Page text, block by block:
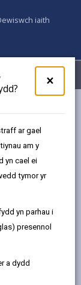
×
ar gael
am y
yn cael ei
tymor yr
yn parhau i
presennol
a dydd
iaith
share
page
share
i sicrhau